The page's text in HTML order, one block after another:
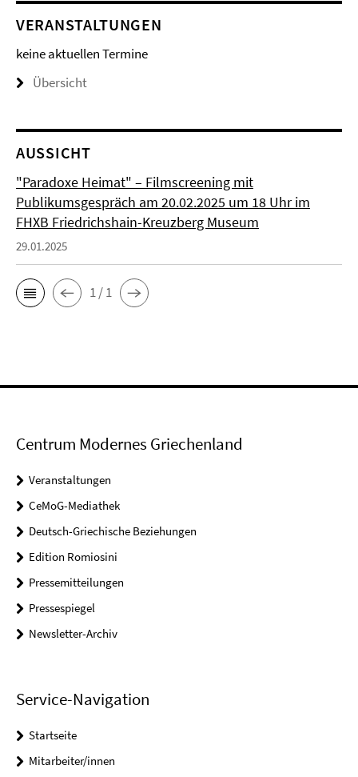
VERANSTALTUNGEN
keine aktuellen Termine
Übersicht
AUSSICHT
"Paradoxe Heimat" – Filmscreening mit
Publikumsgespräch am 20.02.2025 um 18 Uhr im
FHXB Friedrichshain-Kreuzberg Museum
29.01.2025
1 / 1
Centrum Modernes Griechenland
Veranstaltungen
CeMoG-Mediathek
Deutsch-Griechische Beziehungen
Edition Romiosini
Pressemitteilungen
Pressespiegel
Newsletter-Archiv
Service-Navigation
Startseite
Mitarbeiter/innen